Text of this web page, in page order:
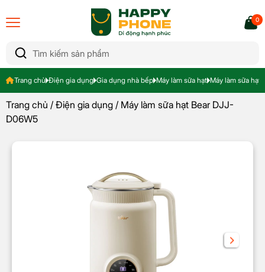
0
Trang chủ Điện gia dụng Gia dụng nhà bếp Máy làm sữa hạt Máy làm sữa hạt
Trang chủ / Điện gia dụng / Máy làm sữa hạt Bear DJJ-
D06W5